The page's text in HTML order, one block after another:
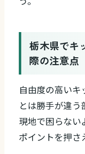
栃木県でキ
際の注意点
自由度の高い
とは勝手が違う
現地で困らない
ポイントを押さ